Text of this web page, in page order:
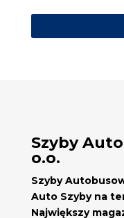
Szyby
o.o.
Szyby
Auto Szyby na
Największy